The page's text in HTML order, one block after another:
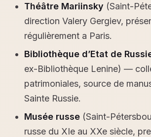
Théâtre Mariinsky (Saint-
direction Valery Gergiev,
régulièrement a Paris.
Bibliothèque d’Etat de
ex-Bibliothèque Lenine) —
patrimoniales, source de
Sainte Russie.
Musée russe (Saint-
russe du XIe au XXe siècle,